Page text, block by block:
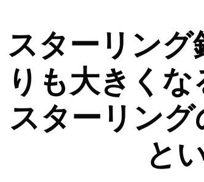
スターリング
りも大きく
スターリン
と